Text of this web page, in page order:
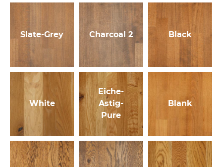
Slate-Grey Charcoal 2 Black
White
Eiche-
Astig-
Pure
Blank